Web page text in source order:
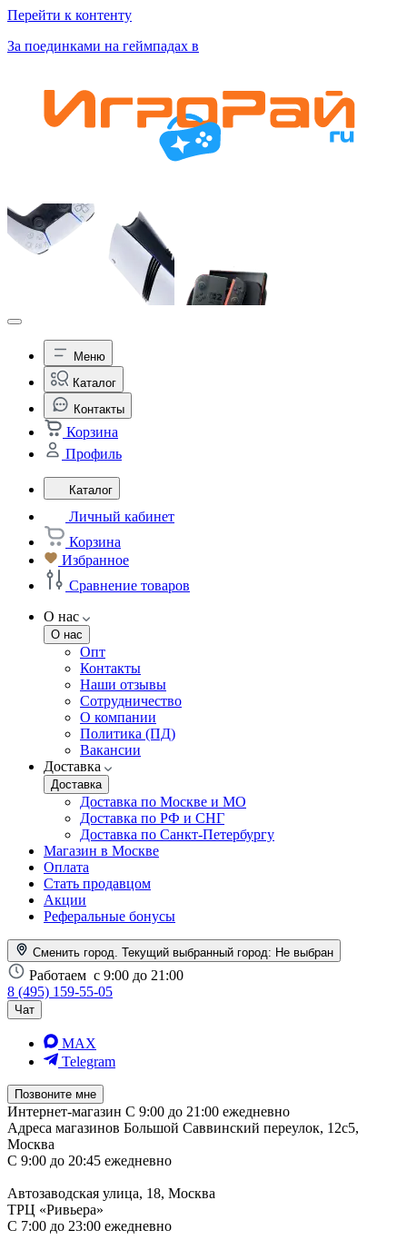
Перейти к контенту
За поединками на геймпадах в
Меню
Каталог
Контакты
Корзина
Профиль
Каталог
Личный кабинет
Корзина
Избранное
Сравнение товаров
О нас
О нас
Опт
Контакты
Наши отзывы
Сотрудничество
О компании
Политика (ПД)
Вакансии
Доставка
Доставка
Доставка по Москве и МО
Доставка по РФ и СНГ
Доставка по Санкт-Петербургу
Магазин в Москве
Оплата
Стать продавцом
Акции
Реферальные бонусы
Сменить город. Текущий выбранный город: Не выбран
Работаем с 9:00 до 21:00
8 (495) 159-55-05
Чат
MAX
Telegram
Позвоните мне
Интернет-магазин С 9:00 до 21:00 ежедневно
Адреса магазинов Большой Саввинский переулок, 12с5,
Москва
С 9:00 до 20:45 ежедневно
Автозаводская улица, 18, Москва
ТРЦ «Ривьера»
С 7:00 до 23:00 ежедневно